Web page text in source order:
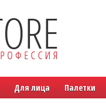
Для лица Палетки